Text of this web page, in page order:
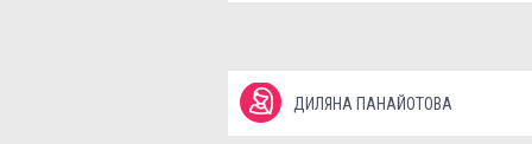
ДИЛЯНА ПАНАЙОТОВА